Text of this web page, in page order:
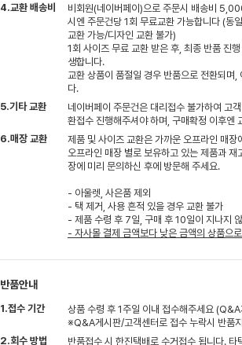
4.교환 배송비
비회원(네이버페이)으로 주문시 배송비
시엔 주문건당 1회 무료교환 가능합니다 (동
교환 가능/디자인 교환 불가)
1회 사이즈 무료 교환 받은 후, 최종 반품 진
생합니다.
교환 상품이 품절일 경우 반품으로 전환되며,
다.
5.기타 교환
네이버페이 주문건은 대리접수 불가하여 고
환접수 진행해주셔야 하며, 구매확정 이후엔
6.매장 교환
제품 및 사이즈 교환은 가까운 오프라인 매장
오프라인 매장 별로 보유하고 있는 제품과 재
장에 미리 문의하신 후에 방문해 주세요.
- 아울렛, 사은품 제외
- 택 제거, 사용 흔적 있을 경우 교환 불가
- 제품 수령 후 7일, 구매 후 10일이 지나지
- 자사몰 결제 금액보다 낮은 금액의 상품으
반품안내
1.접수 기간
상품 수령 후 1주일 이내 접수해주세요
※Q&A게시판/고객센터로 접수 누락시 반품
2.회수 방법
반품접수 시 한진택배로 수거접수 됩니다. 타